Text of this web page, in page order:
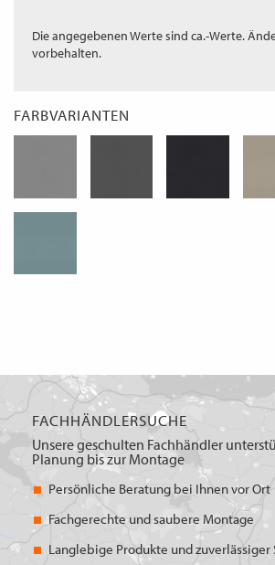
Die angegebenen Werte sind ca.-Werte.
vorbehalten.
FARBVARIANTEN
FACHHÄNDLERSUCHE
Unsere geschulten Fachhändler
Planung bis zur Montage
Persönliche Beratung bei Ihnen vor Ort
Fachgerechte und saubere Montage
Langlebige Produkte und zuverlässiger